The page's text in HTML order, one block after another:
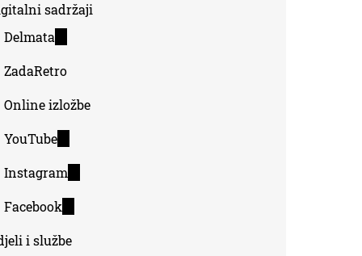
sadržaji
Delmata
external)
ZadaRetro
Online izložbe
YouTube(link
external)
Instagram(link
external)
Facebook
external)
i službe